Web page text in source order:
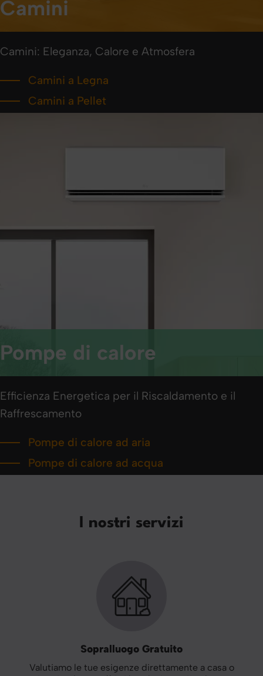
Camini
Camini: Eleganza, Calore e Atmosfera
Camini a Legna
Camini a Pellet
Pompe di calore
Efficienza Energetica per il Riscaldamento e il
Raffrescamento
Pompe di calore ad aria
Pompe di calore ad acqua
I nostri servizi
Sopralluogo Gratuito
Valutiamo le tue esigenze direttamente a casa o